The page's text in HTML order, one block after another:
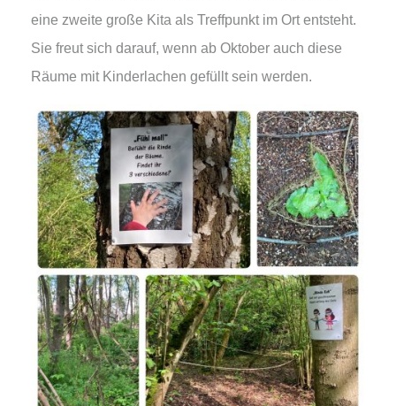
eine zweite große Kita als Treffpunkt im Ort entsteht.
Sie freut sich darauf, wenn ab Oktober auch diese
Räume mit Kinderlachen gefüllt sein werden.